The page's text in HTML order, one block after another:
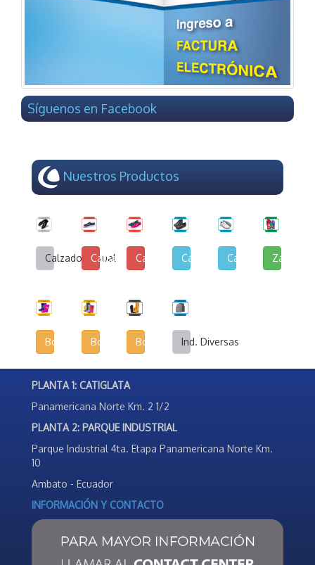
Síguenos en Facebook
Nuestros Productos
Calzado CasualCalzado de Lona y Cuerina
Calzado de Lona Urbana
Calzado EscolarCalzado Deportivo
Botas InfantilesBotas AgrícolasBotas de Seguridad Industrial
Ind. Diversas
PLANTA 1: CATIGLATA
Panamericana Norte Km. 2 1/2
PLANTA 2: PARQUE INDUSTRIAL
Parque Industrial 4ta. Etapa Panamericana Norte Km.
10
Ambato - Ecuador
INFORMACIÓN Y CONTACTO